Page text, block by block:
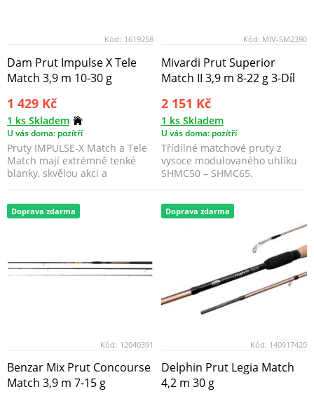
Kód: 1619258
Dam Prut Impulse X Tele
Match 3,9 m 10-30 g
1 429 Kč
1 ks Skladem
U vás doma: pozítří
Pruty IMPULSE-X Match a Tele
Match mají extrémně tenké
blanky, skvělou akci a
Kód: MIV-SM2390
Mivardi Prut Superior
Match II 3,9 m 8-22 g 3-Díl
2 151 Kč
1 ks Skladem
U vás doma: pozítří
Třídílné matchové pruty z
vysoce modulovaného uhlíku
SHMC50 – SHMC65.
Doprava zdarma
Kód: 12040391
Benzar Mix Prut Concourse
Match 3,9 m 7-15 g
Doprava zdarma
Kód: 140917420
Delphin Prut Legia Match
4,2 m 30 g